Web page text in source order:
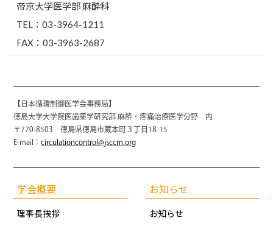
帝京大学医学部 麻酔科
TEL：03-3964-1211
FAX：03-3963-2687
【日本循環制御医学会事務局】
徳島大学大学院医歯薬学研究部 麻酔・疼痛治療医学分野 内
〒770-8503 徳島県徳島市蔵本町３丁目18-15
E-mail：circulationcontrol@jsccm.org
学会概要
理事長挨拶
お知らせ
お知らせ